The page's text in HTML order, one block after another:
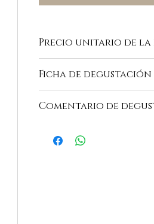
Precio unitario de la
Ficha de degustación
Comentario de
discretos. Nariz agradable